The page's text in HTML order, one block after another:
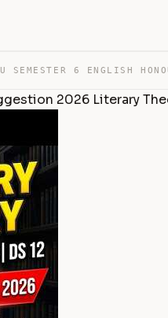
2026 Literary